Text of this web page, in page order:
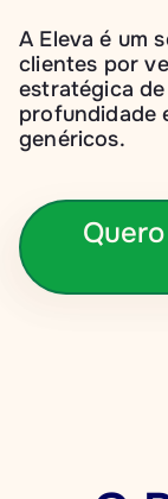
A Eleva é um
clientes por
estratégica
profundidade
genéricos.